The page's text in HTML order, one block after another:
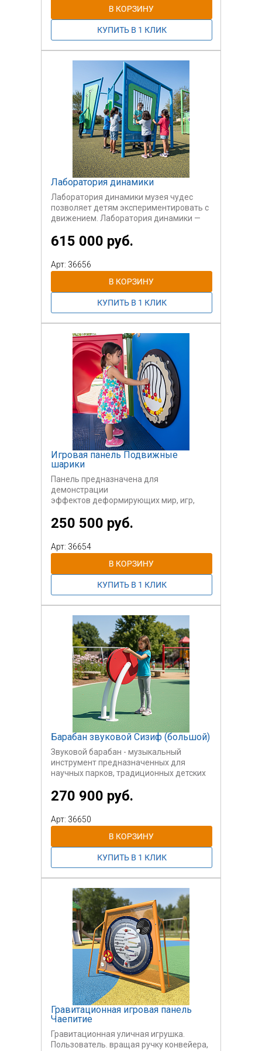
Лаборатория динамики
Лаборатория динамики музея чудес
позволяет детям экспериментировать с
движением. Лаборатория динамики —
который дает детям возможность
проверить основные законы механики в
захватывающей игровой обстановке.
Возраст пользователей 3-12 лет.
615 000 руб.
Арт: 36656
Игровая панель Подвижные
шарики
Панель предназначена для
демонстрации
эффектов деформирующих мир, игр,
Панель активности способствуют
интерактивной, сенсорной и
инклюзивной игре для детей всех
способностей.
Перемещая шарики необходимо собрать
в каждом вертикальном ряду шарики
одного цвета. Не такая простая
головомка, как может показаться.
Панель развивает не только умственнеы
способности и умение пространственно
мыслить, но и мелкую моторику.
250 500 руб.
Арт: 36654
Барабан звуковой Сизиф (большой)
Звуковой барабан - музыкальный
инструмент предназначенных для
научных парков, традиционных детских
использован на инклюзивных
площадках для детей с ОВЗ.
Возраст пользователей 3-12 лет.
270 900 руб.
Арт: 36650
Гравитационная игровая панель
Чаепитие
Гравитационная уличная игрушка.
Пользователь. вращая ручку конвейера,